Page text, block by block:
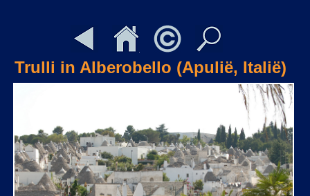
Trulli in Alberobello (Apulië, Italië)